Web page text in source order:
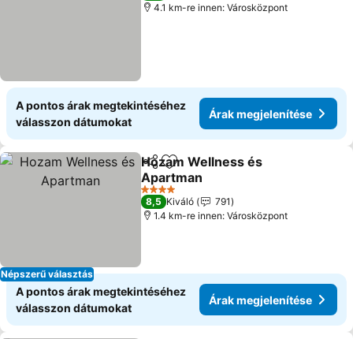
4.1 km-re innen: Városközpont
A pontos árak megtekintéséhez
válasszon dátumokat
Árak megjelenítése
Népszerű választás
Megosztás
Hozzáadás a kedvencekhez
Hozam Wellness és
Apartman
Árak megjelenítése
4 Kategória
8,5 Kiváló
791
1.4 km-re innen: Városközpont
A pontos árak megtekintéséhez
válasszon dátumokat
Árak megjelenítése